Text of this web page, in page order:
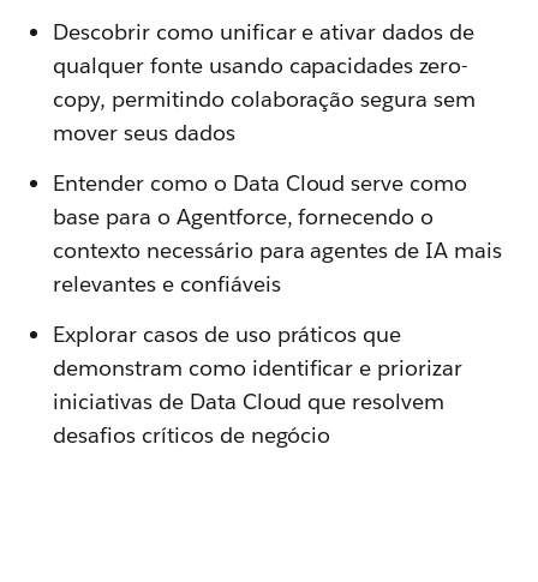
Descobrir como unificar e ativar dados de
qualquer fonte usando capacidades zero-
copy, permitindo colaboração segura sem
mover seus dados
Entender como o Data Cloud serve como
base para o Agentforce, fornecendo o
contexto necessário para agentes de IA mais
relevantes e confiáveis
Explorar casos de uso práticos que
demonstram como identificar e priorizar
iniciativas de Data Cloud que resolvem
desafios críticos de negócio